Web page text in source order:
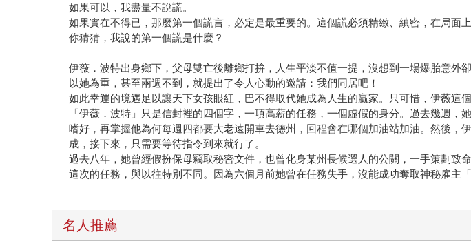
如果可以，我盡量不說謊。
如果實在不得已，那麼第一個謊言，必定是最重要的。這個謊必須精緻、縝密，在局面
你猜猜，我說的第一個謊是什麼？
伊薇．波特出身鄉下，父母雙亡後離鄉打拚，人生平淡不值一提，沒想到一場爆胎意
以她為重，甚至兩週不到，就提出了令人心動的邀請：我們同居吧！
如此幸運的境遇足以讓天下女孩眼紅，巴不得取代她成為人生的贏家。只可惜，伊薇這個
「伊薇．波特」只是信封裡的四個字，一項高薪的任務，一個虛假的身分。過去幾週
嗜好，再掌握他為何每週四都要大老遠開車去德州，回程會在哪個加油站加油。然後
成，接下來，只需要等待指令到來就行了。
過去八年，她曾經假扮保母竊取秘密文件，也曾化身某州長候選人的公關，一手策劃致
這次的任務，與以往特別不同。因為六個月前她曾在任務失手，沒能成功奪取神秘雇
名人推薦